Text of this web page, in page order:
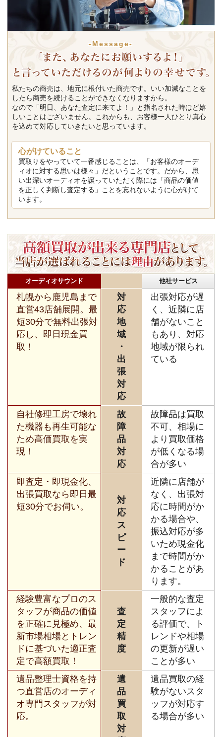
-Message-
私たちの商売は、地元に根付いた商売です。いい加減なことを
したら商売を続けることができなくなりますから。
なので「明日、あなた査定に来てよ！」と指名された時ほど嬉
しいことはございません。これからも、お客様一人ひとり真心
を込めて対応していきたいと思っています。
心がけていること
買取りをやっていて一番感じることは、「お客様のオーデ
ィオに対する思いは様々」だということです。だから、思
い出深いオーディオを譲っていただく際には「商品の価値
を正しく判断し査定する」ことを忘れないように心がけて
います。
オーディオサウンド 他社サービス
札幌から鹿児島まで
直営43店舗展開。最
短30分で無料出張対
応し、即日現金買
取！
対
応
地
域
・
出
張
対
応
出張対応が遅
く、近隣に店
舗がないこと
もあり、対応
地域が限られ
ている
自社修理工房で壊れ
た機器も再生可能な
ため高価買取を実
現！
故
障
品
対
応
故障品は買取
不可、相場に
より買取価格
が低くなる場
合が多い
即査定・即現金化、
出張買取なら即日最
短30分でお伺い。
対
応
ス
ピ
ー
ド
近隣に店舗が
なく、出張対
応に時間がか
かる場合や、
振込対応が多
いため現金化
まで時間がか
かることがあ
ります。
経験豊富なプロのス
タッフが商品の価値
を正確に見極め、最
新市場相場とトレン
ドに基づいた適正査
定で高額買取！
査
定
精
度
一般的な査定
スタッフによ
る評価で、ト
レンドや相場
の更新が遅い
ことが多い
遺品整理士資格を持
つ直営店のオーディ
オ専門スタッフが対
応。
遺
品
買
取
対
遺品買取の経
験がないスタ
ッフが対応す
る場合が多い